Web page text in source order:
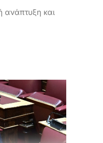
ανάπτυξη και